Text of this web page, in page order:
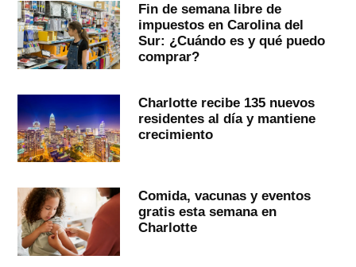
Fin de semana libre de
impuestos en Carolina del
Sur: ¿Cuándo es y qué puedo
comprar?
Charlotte recibe 135 nuevos
residentes al día y mantiene
crecimiento
Comida, vacunas y eventos
gratis esta semana en
Charlotte